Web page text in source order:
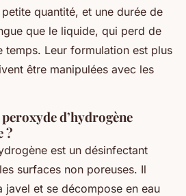
quantité, et une durée de
que le liquide, qui perd de
temps. Leur formulation est plus
être manipulées avec les
d’hydrogène
?
est un désinfectant
surfaces non poreuses. Il
javel et se décompose en eau